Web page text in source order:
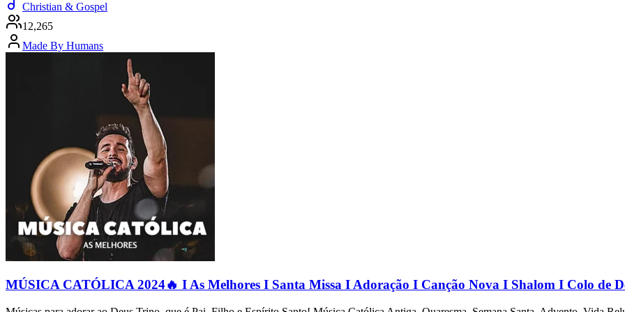
Christian & Gospel
12,265
Made By Humans
MÚSICA CATÓLICA 2024🔥 I As Melhores I Santa Missa I Adoração I Canção Nova I Shalom I Colo de